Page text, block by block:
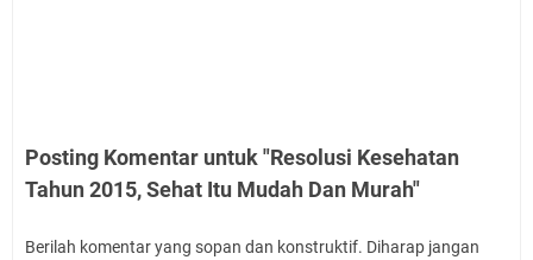
Posting Komentar untuk "Resolusi Kesehatan
Tahun 2015, Sehat Itu Mudah Dan Murah"
Berilah komentar yang sopan dan konstruktif. Diharap jangan